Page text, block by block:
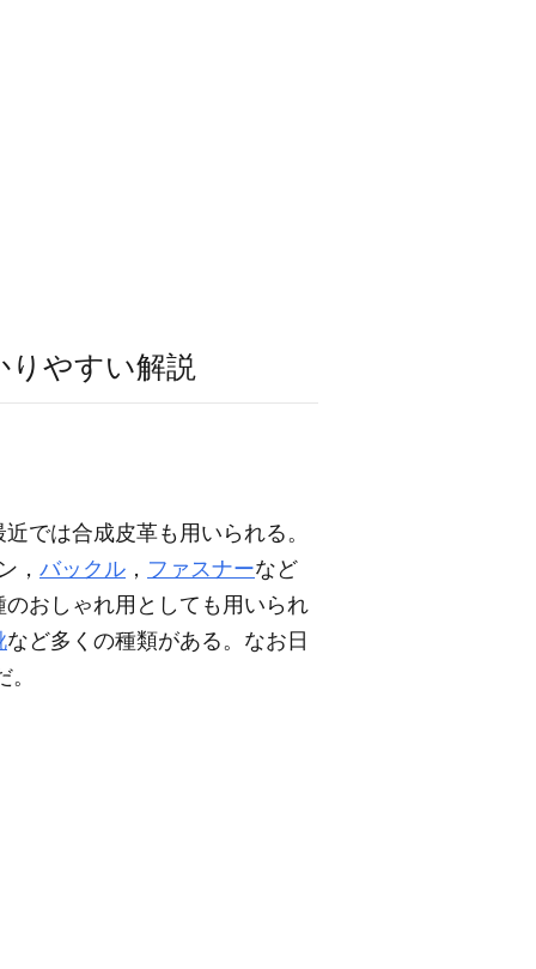
やすい解説
近では合成皮革も用いられる。
， バックル ， ファスナーなど
おしゃれ用としても用いられ
など多くの種類がある。なお日